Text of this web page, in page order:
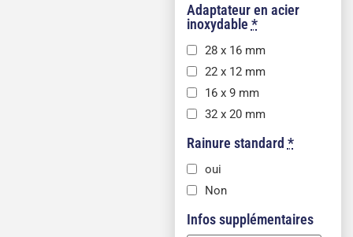
Adaptateur en acier
inoxydable *
28 x 16 mm
22 x 12 mm
16 x 9 mm
32 x 20 mm
Rainure standard *
oui
Non
Infos supplémentaires